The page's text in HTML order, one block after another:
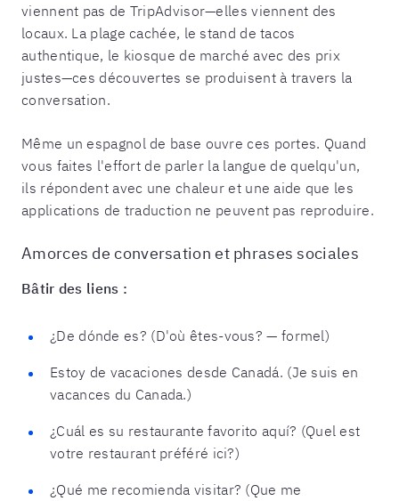
viennent pas de TripAdvisor—elles viennent des
locaux. La plage cachée, le stand de tacos
authentique, le kiosque de marché avec des prix
justes—ces découvertes se produisent à travers la
conversation.
Même un espagnol de base ouvre ces portes. Quand
vous faites l'effort de parler la langue de quelqu'un,
ils répondent avec une chaleur et une aide que les
applications de traduction ne peuvent pas reproduire.
Amorces de conversation et phrases sociales
Bâtir des liens :
¿De dónde es? (D'où êtes-vous? — formel)
Estoy de vacaciones desde Canadá. (Je suis en
vacances du Canada.)
¿Cuál es su restaurante favorito aquí? (Quel est
votre restaurant préféré ici?)
¿Qué me recomienda visitar? (Que me